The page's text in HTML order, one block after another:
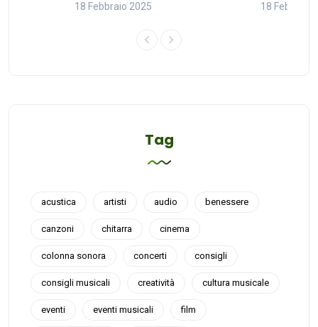
18 Febbraio 2025 18 Febbraio
Tag
acustica artisti audio benessere
canzoni chitarra cinema
colonna sonora concerti consigli
consigli musicali creatività cultura musicale
eventi eventi musicali film